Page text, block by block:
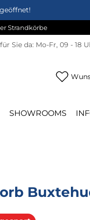
Strandkörbe
Sie da: Mo-Fr, 09 - 18
SHOWROOMS